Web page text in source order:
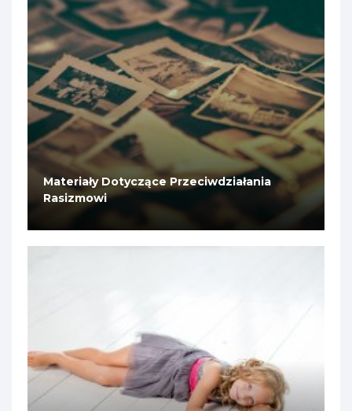
Materiały Dotyczące Przeciwdziałania
Rasizmowi